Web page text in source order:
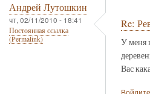
Андрей Лутошкин
чт, 02/11/2010 - 18:41
Постоянная ссылка
(Permalink)
Re:
У меня
Вас